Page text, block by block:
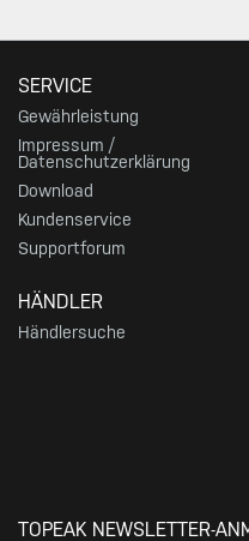
SERVICE
Gewährleistung
Impressum /
Datenschutzerklärung
Download
Kundenservice
Supportforum
HÄNDLER
Händlersuche
TOPEAK NEWSLETTER-